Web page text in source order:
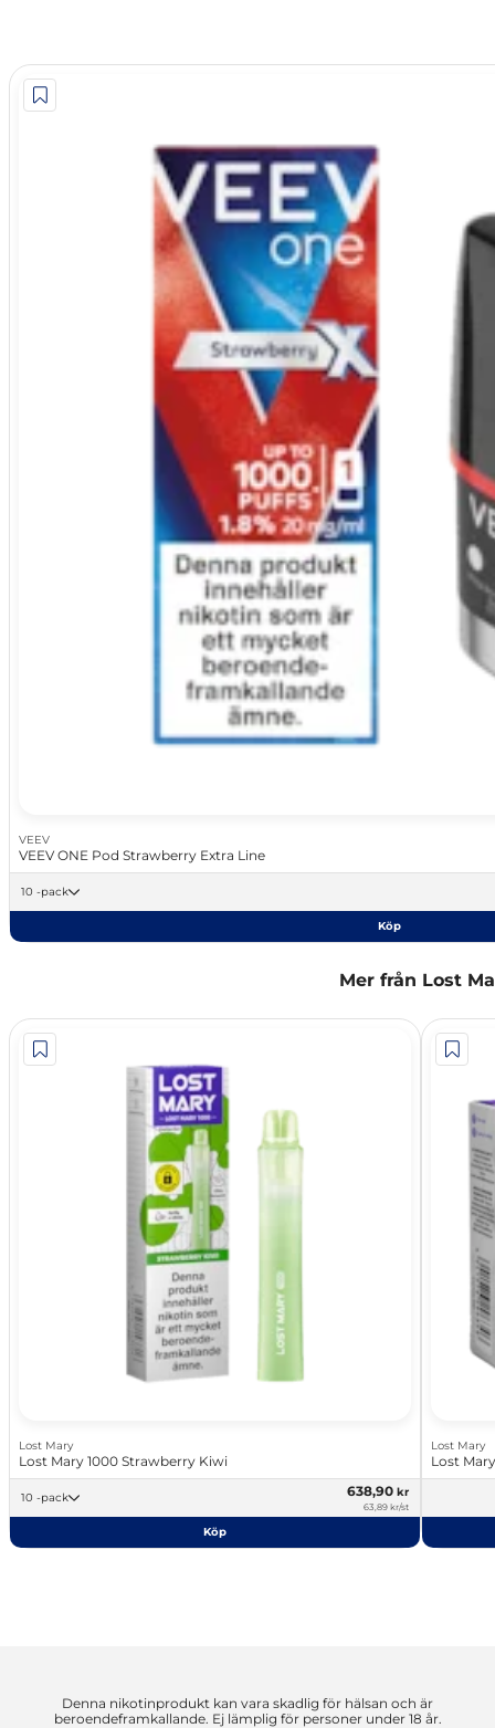
VEEV
VEEV ONE Pod Strawberry Extra Line
10 -pack
Köp
Mer från Lost
Lost Mary
Lost Mary 1000 Strawberry Kiwi
10 -pack 638,90 kr
63,89 kr/st
Köp
Lost Mary
Lost
Denna nikotinprodukt kan vara skadlig för hälsan och är
beroendeframkallande. Ej lämplig för personer under 18 år.